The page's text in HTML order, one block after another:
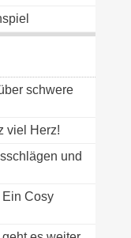
schwere
viel Herz!
und
Ein Cosy